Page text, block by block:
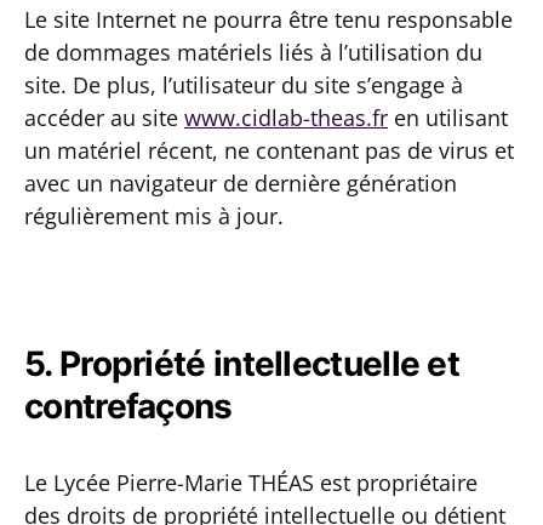
Le site Internet ne pourra être tenu responsable
de dommages matériels liés à l’utilisation du
site. De plus, l’utilisateur du site s’engage à
accéder au site www.cidlab-theas.fr en utilisant
un matériel récent, ne contenant pas de virus et
avec un navigateur de dernière génération
régulièrement mis à jour.
5. Propriété intellectuelle et
contrefaçons
Le Lycée Pierre-Marie THÉAS est propriétaire
des droits de propriété intellectuelle ou détient